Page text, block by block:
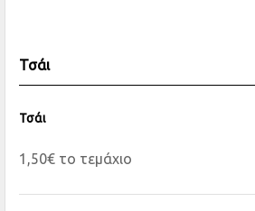
Τσάι
Τσάι
1,50€ το τεμάχιο